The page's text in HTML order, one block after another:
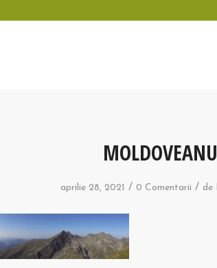
MOLDOVEANU
aprilie 28, 2021 / 0 Comentarii / de